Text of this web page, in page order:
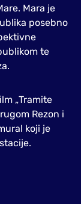
Mara je
posebno
te
„Tramite
Rezon i
koji je